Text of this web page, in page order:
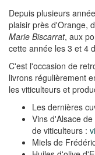
Depuis plusieurs
plaisir près d'Orange,
Marie Biscarrat, aux
cette année les 3 et 4
C'est l'occasion de
livrons régulièrement
les viticulteurs et
Les dernières
Vins d'Alsace
de viticulteurs :
Miels de